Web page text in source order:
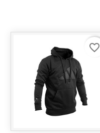
favorite_border